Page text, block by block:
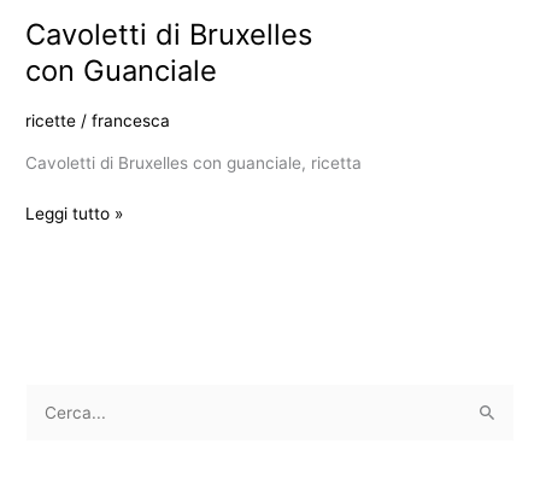
Cavoletti di Bruxelles
con Guanciale
ricette /francesca
Cavoletti di Bruxelles con guanciale, ricetta
Leggi tutto »